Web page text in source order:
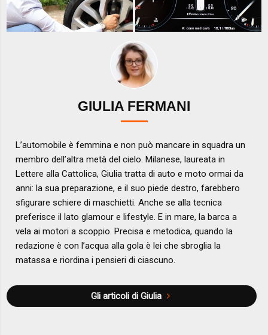
GIULIA FERMANI
L’automobile è femmina e non può mancare in squadra un
membro dell’altra metà del cielo. Milanese, laureata in
Lettere alla Cattolica, Giulia tratta di auto e moto ormai da
anni: la sua preparazione, e il suo piede destro, farebbero
sfigurare schiere di maschietti. Anche se alla tecnica
preferisce il lato glamour e lifestyle. E in mare, la barca a
vela ai motori a scoppio. Precisa e metodica, quando la
redazione è con l’acqua alla gola è lei che sbroglia la
matassa e riordina i pensieri di ciascuno.
Gli articoli di Giulia